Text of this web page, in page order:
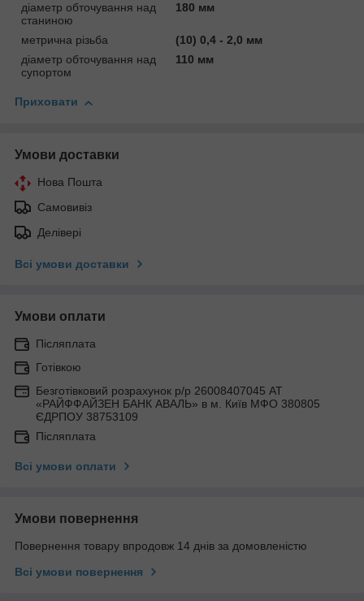
діаметр обточування над
станиною
180 мм
метрична різьба
(10) 0,4 - 2,0 мм
діаметр обточування над
супортом
110 мм
Приховати
Умови доставки
Нова Пошта
Самовивіз
Делівері
Всі умови доставки
Умови оплати
Післяплата
Готівкою
Безготівковий розрахунок р/р 26008407045 АТ
«РАЙФФАЙЗЕН БАНК АВАЛЬ» в м. Київ МФО 380805
ЄДРПОУ 38753109
Післяплата
Всі умови оплати
Умови повернення
Повернення товару впродовж 14 днів за домовленістю
Всі умови повернення